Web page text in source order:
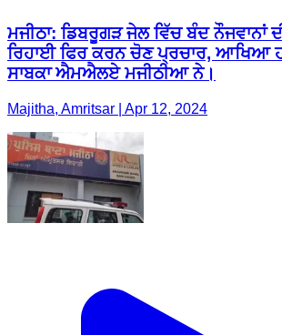
ਮਜੀਠਾ: ਡਿਬਰੂਗੜ ਜੇਲ ਵਿੱਚ ਬੰਦ ਨੌਜਵਾਨਾਂ
ਰਿਹਾਈ ਫਿਰ ਕਰਨ ਚੋਣ ਪ੍ਰਚਾਰ, ਆਖਿਆ
ਸਾਬਕਾ ਐਮਐਲਏ ਮਜੀਠੀਆ ਨੇ।
Majitha, Amritsar | Apr 12, 2024